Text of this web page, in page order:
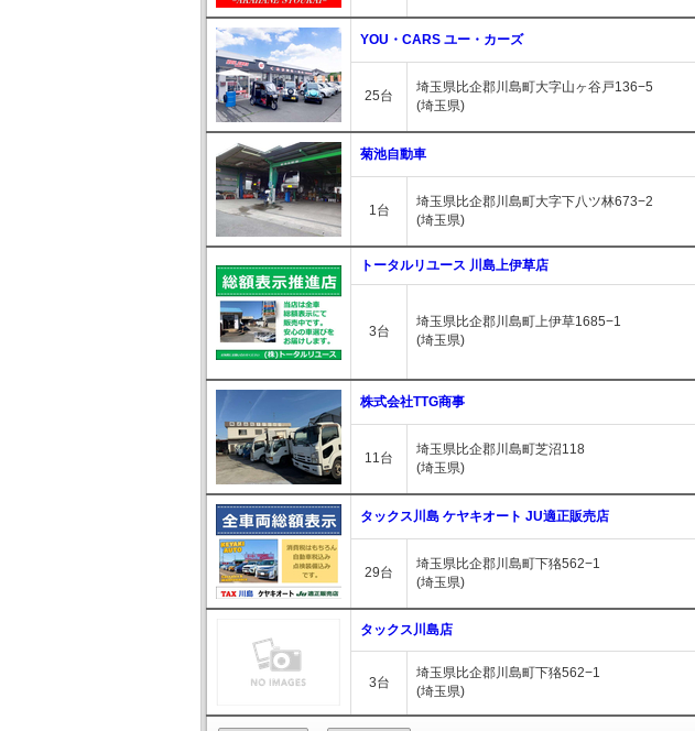
YOU・CARS ユー・カーズ
25台
埼玉県比企郡川島町大字山ヶ谷戸136−5
(埼玉県)
菊池自動車
1台
埼玉県比企郡川島町大字下八ツ林673−2
(埼玉県)
トータルリユース 川島上伊草店
3台
埼玉県比企郡川島町上伊草1685−1
(埼玉県)
株式会社TTG商事
11台
埼玉県比企郡川島町芝沼118
(埼玉県)
タックス川島 ケヤキオート JU適正販売店
29台
埼玉県比企郡川島町下狢562−1
(埼玉県)
タックス川島店
3台
埼玉県比企郡川島町下狢562−1
(埼玉県)